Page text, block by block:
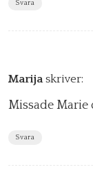
Svara
Marija skriver:
Missade Marie
Svara